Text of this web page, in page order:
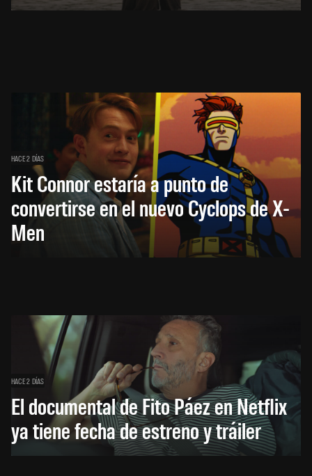
HACE 2 DÍAS
Kit Connor estaría a punto de
convertirse en el nuevo Cyclops de X-
Men
HACE 2 DÍAS
El documental de Fito Páez en Netflix
ya tiene fecha de estreno y tráiler